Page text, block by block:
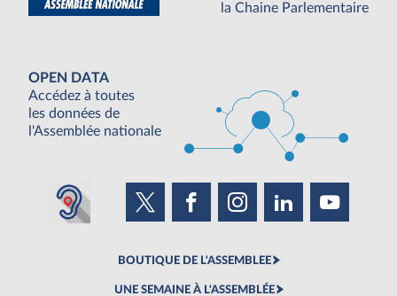
la Chaine Parlementaire
OPEN DATA
Accédez à toutes
les données de
l'Assemblée nationale
BOUTIQUE DE L'ASSEMBLEE
UNE SEMAINE À L'ASSEMBLÉE